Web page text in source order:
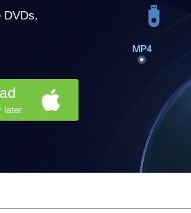
DVDs.
later